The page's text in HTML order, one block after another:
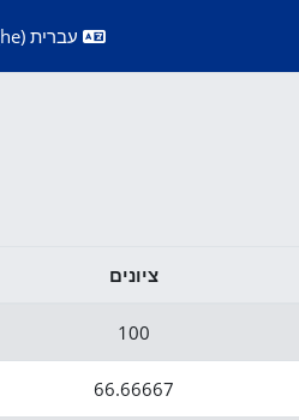
עברית ‎(he)‎
ציונים
100
66.66667